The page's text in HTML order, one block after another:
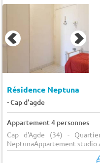
Résidence Neptuna
-Cap d'agde
Appartement 4 personnes
Cap d'Agde (34) -
NeptunaAppartement studio